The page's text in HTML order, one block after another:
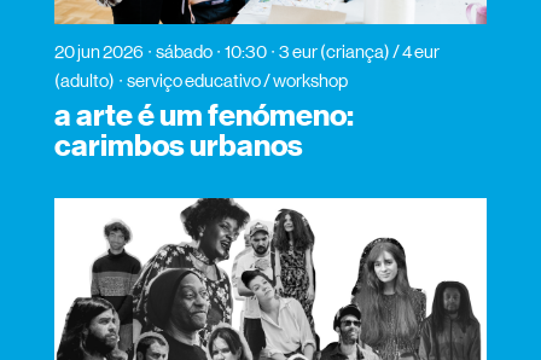
20 jun 2026 sábado 10:30
3 eur (criança) / 4 eur
(adulto)
serviço educativo / workshop
a arte é um fenómeno:
carimbos urbanos